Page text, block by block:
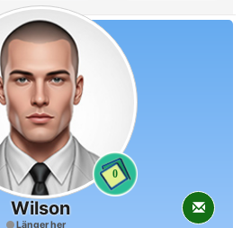
0
Wilson
Länger her